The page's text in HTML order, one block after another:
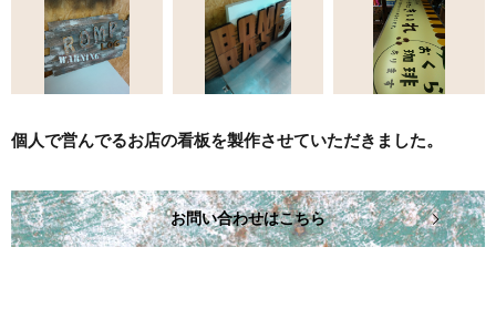
個人で営んでるお店の看板を製作させていただきました。
お問い合わせはこちら